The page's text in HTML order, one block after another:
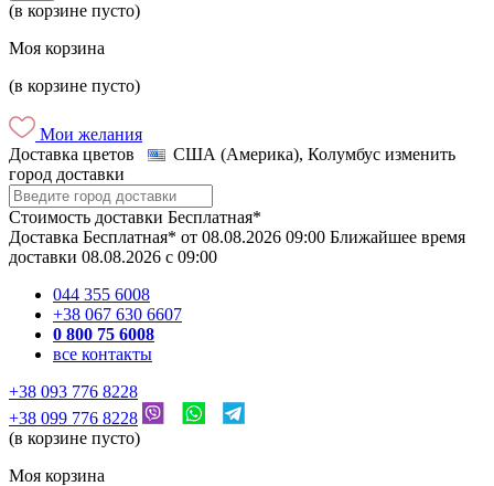
(в корзине пусто)
Моя корзина
(в корзине пусто)
Мои желания
Доставка цветов
США (Америка), Колумбус изменить
город доставки
Стоимость доставки Бесплатная*
Доставка Бесплатная* от 08.08.2026 09:00 Ближайшее время
доставки 08.08.2026 c 09:00
044 355 6008
+38 067 630 6607
0 800 75 6008
все контакты
+38 093 776 8228
+38 099 776 8228
(в корзине пусто)
Моя корзина